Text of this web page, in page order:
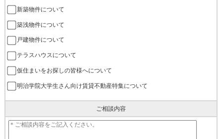
新築物件について
築浅物件について
戸建物件について
テラスハウスについて
仮住まいをお探しの皆様へについて
明治学院大学生さん向け賃貸不動産特集について
ご相談内容